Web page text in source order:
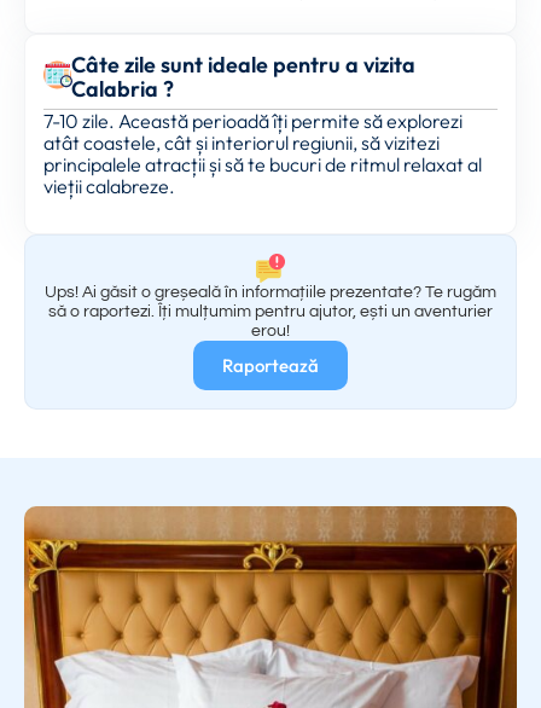
Câte zile sunt ideale pentru a vizita
Calabria ?
7-10 zile. Această perioadă îți permite să explorezi
atât coastele, cât și interiorul regiunii, să vizitezi
principalele atracții și să te bucuri de ritmul relaxat al
vieții calabreze.
Ups! Ai găsit o greșeală în informațiile prezentate? Te rugăm
să o raportezi. Îți mulțumim pentru ajutor, ești un aventurier
erou!
Raportează